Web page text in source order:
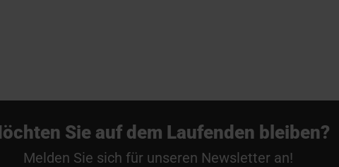
Sie auf dem Laufenden bleiben?
Melden Sie sich für unseren Newsletter an!